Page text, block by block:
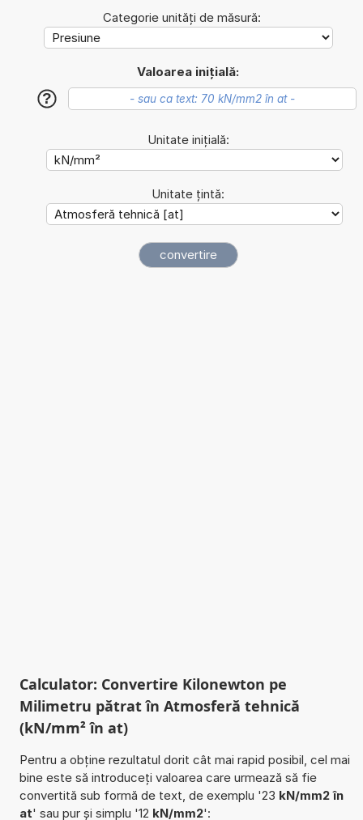
Categorie unități de măsură:
Valoarea inițială:
?
Unitate inițială:
Unitate țintă:
Calculator: Convertire Kilonewton pe
Milimetru pătrat în Atmosferă tehnică
(kN/mm² în at)
Pentru a obține rezultatul dorit cât mai rapid posibil, cel mai
bine este să introduceți valoarea care urmează să fie
convertită sub formă de text, de exemplu '23 kN/mm2 în
at' sau pur și simplu '12 kN/mm2':